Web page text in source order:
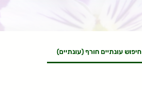
חיפוש עונתיים חורף (עונתיים)